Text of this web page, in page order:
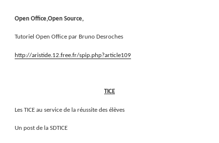
Open Office,Open Source,
Tutoriel Open Office par Bruno Desroches
http://aristide.12.free.fr/spip.php?article109
TICE
Les TICE au service de la réussite des élèves
Un post de la SDTICE